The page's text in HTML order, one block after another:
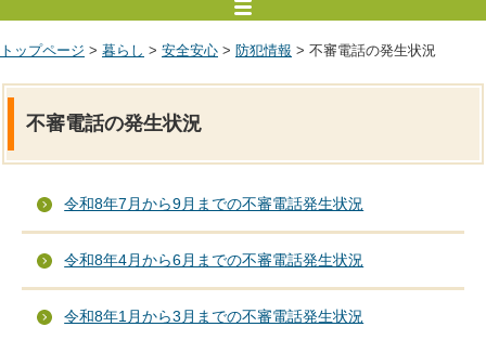
トップページ > 暮らし > 安全安心 > 防犯情報 > 不審電話の発生状況
不審電話の発生状況
令和8年7月から9月までの不審電話発生状況
令和8年4月から6月までの不審電話発生状況
令和8年1月から3月までの不審電話発生状況